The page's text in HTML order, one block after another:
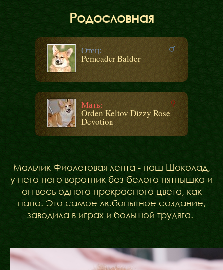
Родословная
Отец:
Pemcader Balder
Мать:
Orden Keltov Dizzy Rose
Devotion
Мальчик Фиолетовая лента - наш Шоколад,
у него него воротник без белого пятнышка и
он весь одного прекрасного цвета, как
папа. Это самое любопытное создание,
заводила в играх и большой трудяга.